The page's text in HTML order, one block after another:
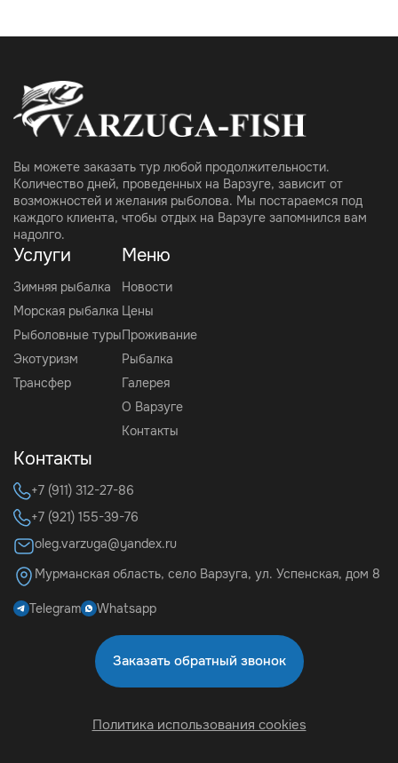
Вы можете заказать тур любой продолжительности.
Количество дней, проведенных на Варзуге, зависит от
возможностей и желания рыболова. Мы постараемся под
каждого клиента, чтобы отдых на Варзуге запомнился вам
надолго.
Услуги
Зимняя рыбалка
Морская рыбалка
Рыболовные туры
Экотуризм
Трансфер
Меню
Новости
Цены
Проживание
Рыбалка
Галерея
О Варзуге
Контакты
Контакты
+7 (911) 312-27-86
+7 (921) 155-39-76
oleg.varzuga@yandex.ru
Мурманская область, село Варзуга, ул. Успенская, дом 8
Telegram Whatsapp
Заказать обратный звонок
Политика использования cookies